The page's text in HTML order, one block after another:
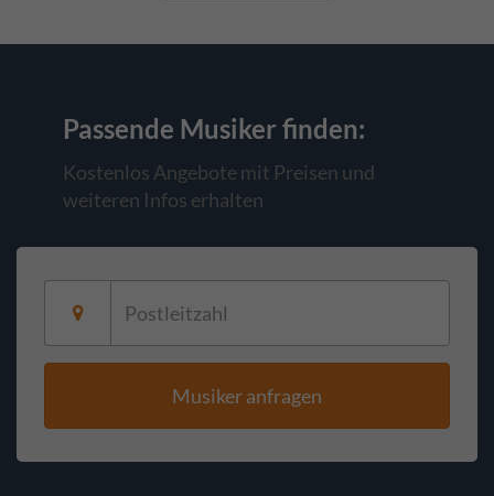
Passende Musikerfinden:
Kostenlos Angebote mit Preisen und
weiteren Infos erhalten
Musiker anfragen